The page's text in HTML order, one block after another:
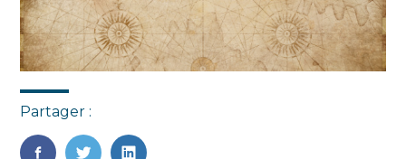
Partager :